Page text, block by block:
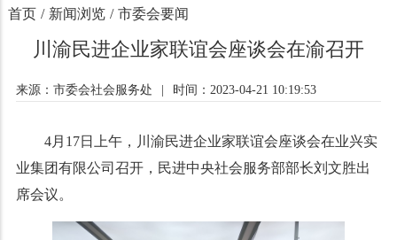
首页 / 新闻浏览 / 市委会要闻
川渝民进企业家联谊会座谈会在渝召开
来源：市委会社会服务处 时间：2023-04-21 10:19:53
4月17日上午，川渝民进企业家联谊会座谈会在业兴实
业集团有限公司召开，民进中央社会服务部部长刘文胜出
席会议。